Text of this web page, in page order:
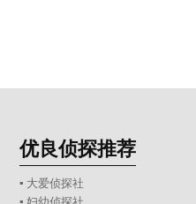
优良侦探推荐
▪ 大爱侦探社